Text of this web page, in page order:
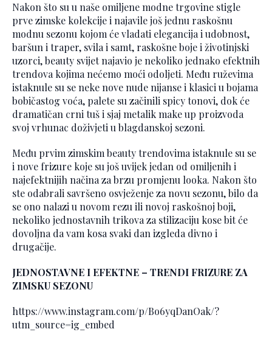
Nakon što su u naše omiljene modne trgovine stigle
prve zimske kolekcije i najavile još jednu raskošnu
modnu sezonu kojom će vladati elegancija i udobnost,
baršun i traper, svila i samt, raskošne boje i životinjski
uzorci, beauty svijet najavio je nekoliko jednako efektnih
trendova kojima nećemo moći odoljeti. Među ruževima
istaknule su se neke nove nude nijanse i klasici u bojama
bobičastog voća, palete su začinili spicy tonovi, dok će
dramatičan crni tuš i sjaj metalik make up proizvoda
svoj vrhunac doživjeti u blagdanskoj sezoni.
Među prvim zimskim beauty trendovima istaknule su se
i nove frizure koje su još uvijek jedan od omiljenih i
najefektnijih načina za brzu promjenu looka. Nakon što
ste odabrali savršeno osvježenje za novu sezonu, bilo da
se ono nalazi u novom rezu ili novoj raskošnoj boji,
nekoliko jednostavnih trikova za stilizaciju kose bit će
dovoljna da vam kosa svaki dan izgleda divno i
drugačije.
JEDNOSTAVNE I EFEKTNE – TRENDI FRIZURE ZA
ZIMSKU SEZONU
https://www.instagram.com/p/Bo6yqDanOak/?
utm_source=ig_embed